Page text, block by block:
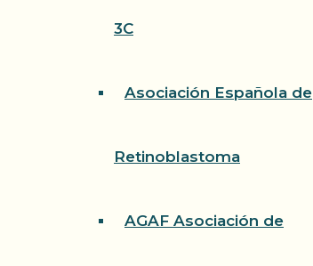
3C
Asociación Española de
Retinoblastoma
AGAF Asociación de